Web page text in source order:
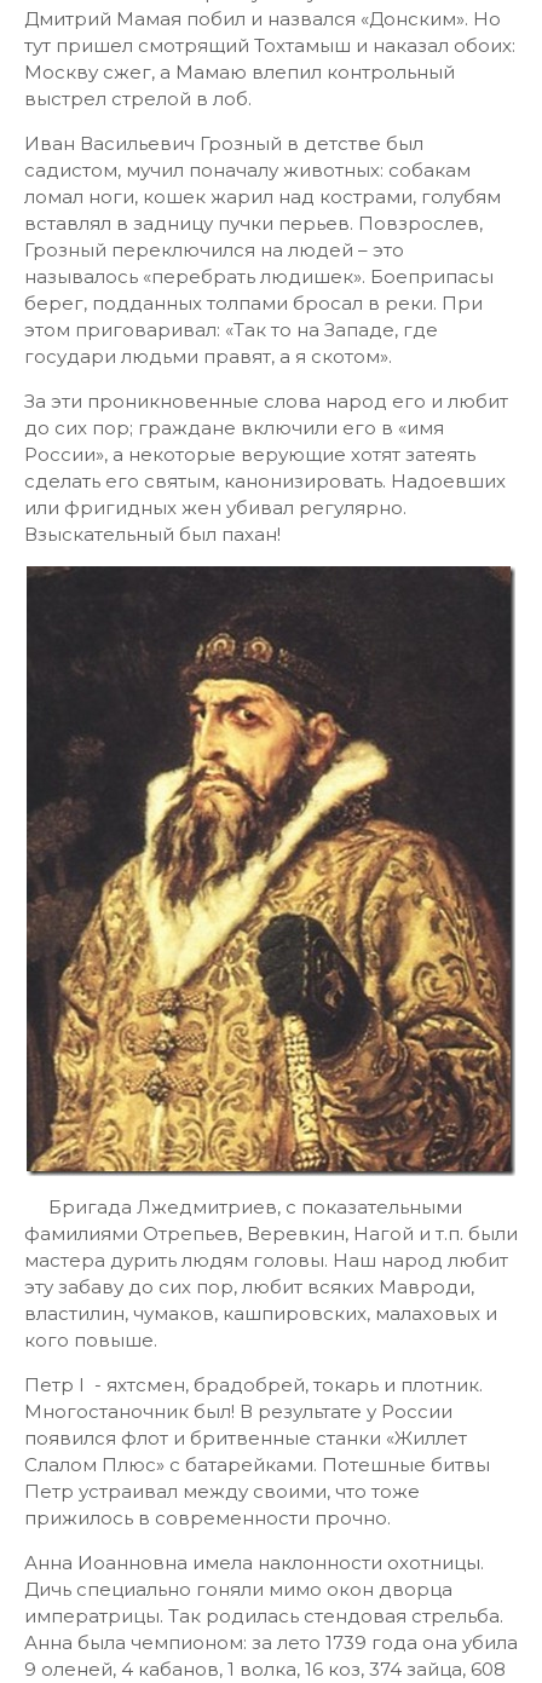
Дмитрий Мамая побил и назвался «Донским». Но
тут пришел смотрящий Тохтамыш и наказал обоих:
Москву сжег, а Мамаю влепил контрольный
выстрел стрелой в лоб.
Иван Васильевич Грозный в детстве был
садистом, мучил поначалу животных: собакам
ломал ноги, кошек жарил над кострами, голубям
вставлял в задницу пучки перьев. Повзрослев,
Грозный переключился на людей – это
называлось «перебрать людишек». Боеприпасы
берег, подданных толпами бросал в реки. При
этом приговаривал: «Так то на Западе, где
государи людьми правят, а я скотом».
За эти проникновенные слова народ его и любит
до сих пор; граждане включили его в «имя
России», а некоторые верующие хотят затеять
сделать его святым, канонизировать. Надоевших
или фригидных жен убивал регулярно.
Взыскательный был пахан!
Бригада Лжедмитриев, с показательными
фамилиями Отрепьев, Веревкин, Нагой и т.п. были
мастера дурить людям головы. Наш народ любит
эту забаву до сих пор, любит всяких Мавроди,
властилин, чумаков, кашпировских, малаховых и
кого повыше.
Петр I - яхтсмен, брадобрей, токарь и плотник.
Многостаночник был! В результате у России
появился флот и бритвенные станки «Жиллет
Слалом Плюс» с батарейками. Потешные битвы
Петр устраивал между своими, что тоже
прижилось в современности прочно.
Анна Иоанновна имела наклонности охотницы.
Дичь специально гоняли мимо окон дворца
императрицы. Так родилась стендовая стрельба.
Анна была чемпионом: за лето 1739 года она убила
9 оленей, 4 кабанов, 1 волка, 16 коз, 374 зайца, 608